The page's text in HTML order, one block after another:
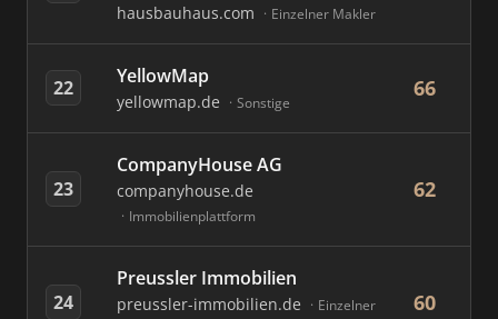
hausbauhaus.com Einzelner Makler
22 YellowMap
yellowmap.de Sonstige
66
23
CompanyHouse AG
companyhouse.de
Immobilienplattform
62
24
Preussler Immobilien
preussler-immobilien.de
Einzelner
60